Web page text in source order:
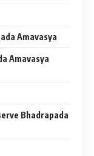
Amavasya
Amavasya
Bhadrapada